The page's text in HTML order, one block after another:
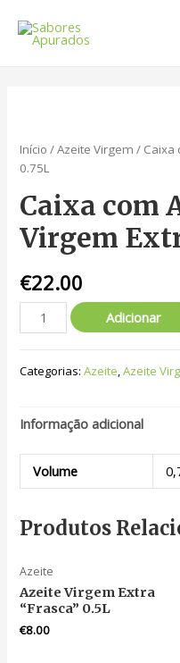
Início /Azeite Virgem / Caixa
0.75L
Caixa com
Virgem
€22.00
Adicionar
Categorias:Azeite,Azeite
Informação adicional
Volume
Produtos
Azeite
Azeite Virgem Extra
“Frasca” 0.5L
€8.00